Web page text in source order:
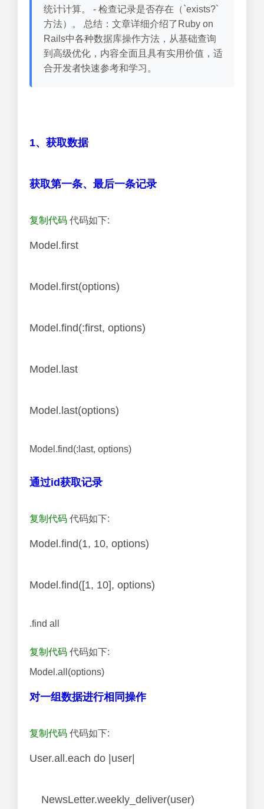
统计计算。 - 检查记录是否存在（`exists?`
方法）。 总结：文章详细介绍了Ruby on
Rails中各种数据库操作方法，从基础查询
到高级优化，内容全面且具有实用价值，适
合开发者快速参考和学习。
1、获取数据
获取第一条、最后一条记录
复制代码 代码如下:
Model.first
Model.first(options)
Model.find(:first, options)
Model.last
Model.last(options)
Model.find(:last, options)
通过id获取记录
复制代码 代码如下:
Model.find(1, 10, options)
Model.find([1, 10], options)
.find all
复制代码 代码如下:
Model.all(options)
对一组数据进行相同操作
复制代码 代码如下:
User.all.each do |user|
NewsLetter.weekly_deliver(user)